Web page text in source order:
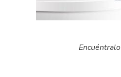
Encuéntralo